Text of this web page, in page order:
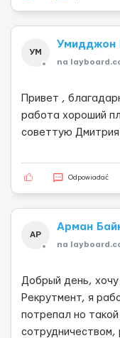
УМ
Умидджон
na
Привет ,
работа хороший
советтую Дмитрия
Odpowiadać
АР
Арман
na
Добрый день, хочу
Рекрутмент, я
потрепал но
сотрудничеством,